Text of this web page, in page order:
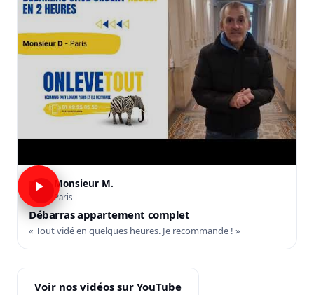
M Monsieur M.
Paris
Débarras appartement complet
« Tout vidé en quelques heures. Je recommande ! »
Voir nos vidéos sur YouTube